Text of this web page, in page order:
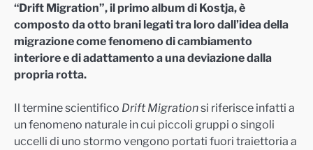
“Drift Migration”, il primo album di Kostja, è
composto da otto brani legati tra loro dall’idea della
migrazione come fenomeno di cambiamento
interiore e di adattamento a una deviazione dalla
propria rotta.
Il termine scientifico Drift Migrationsi riferisce infatti a
un fenomeno naturale in cui piccoli gruppi o singoli
uccelli di uno stormo vengono portati fuori traiettoria a